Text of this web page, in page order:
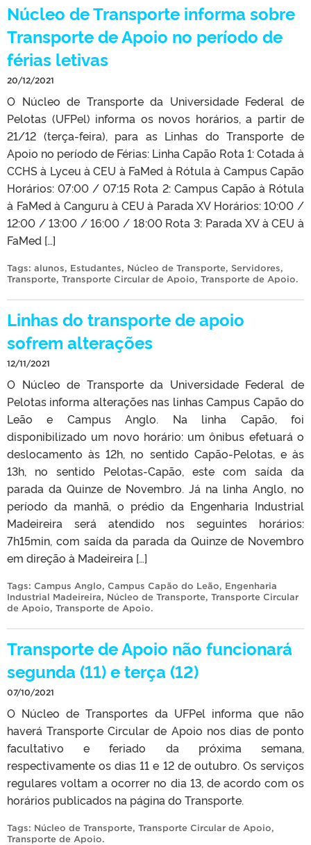
Núcleo de Transporte informa sobre
Transporte de Apoio no período de
férias letivas
20/12/2021
O Núcleo de Transporte da Universidade Federal de
Pelotas (UFPel) informa os novos horários, a partir de
21/12 (terça-feira), para as Linhas do Transporte de
Apoio no período de Férias: Linha Capão Rota 1: Cotada à
CCHS à Lyceu à CEU à FaMed à Rótula à Campus Capão
Horários: 07:00 / 07:15 Rota 2: Campus Capão à Rótula
à FaMed à Canguru à CEU à Parada XV Horários: 10:00 /
12:00 / 13:00 / 16:00 / 18:00 Rota 3: Parada XV à CEU à
FaMed […]
Tags: alunos, Estudantes, Núcleo de Transporte, Servidores,
Transporte, Transporte Circular de Apoio, Transporte de Apoio.
Linhas do transporte de apoio
sofrem alterações
12/11/2021
O Núcleo de Transporte da Universidade Federal de
Pelotas informa alterações nas linhas Campus Capão do
Leão e Campus Anglo. Na linha Capão, foi
disponibilizado um novo horário: um ônibus efetuará o
deslocamento às 12h, no sentido Capão-Pelotas, e às
13h, no sentido Pelotas-Capão, este com saída da
parada da Quinze de Novembro. Já na linha Anglo, no
período da manhã, o prédio da Engenharia Industrial
Madeireira será atendido nos seguintes horários:
7h15min, com saída da parada da Quinze de Novembro
em direção à Madeireira […]
Tags: Campus Anglo, Campus Capão do Leão, Engenharia
Industrial Madeireira, Núcleo de Transporte, Transporte Circular
de Apoio, Transporte de Apoio.
Transporte de Apoio não funcionará
segunda (11) e terça (12)
07/10/2021
O Núcleo de Transportes da UFPel informa que não
haverá Transporte Circular de Apoio nos dias de ponto
facultativo e feriado da próxima semana,
respectivamente os dias 11 e 12 de outubro. Os serviços
regulares voltam a ocorrer no dia 13, de acordo com os
horários publicados na página do Transporte.
Tags: Núcleo de Transporte, Transporte Circular de Apoio,
Transporte de Apoio.